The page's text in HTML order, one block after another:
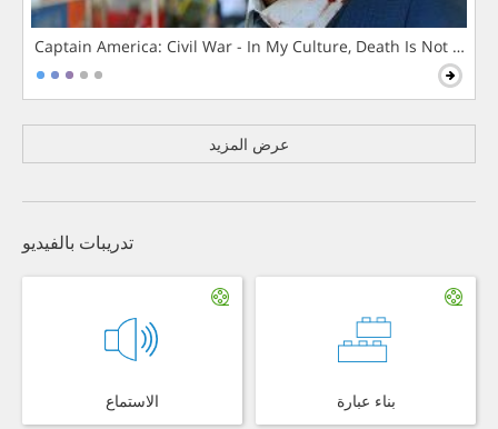
Captain America: Civil War - In My Culture, Death Is Not The
عرض المزيد
تدريبات بالفيديو
الاستماع بناء عبارة